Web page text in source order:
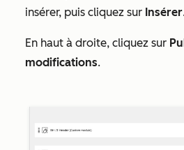
insérer, puis cliquez sur Insérer
En haut à droite, cliquez sur
modifications.